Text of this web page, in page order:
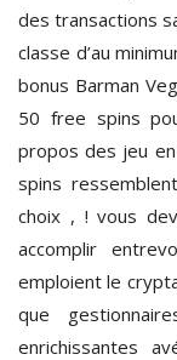
des transactions
classe d’au
bonus Barman
50 free spins
propos des jeu
spins
choix , ! vous
accomplir
emploient le
que
enrichissantes